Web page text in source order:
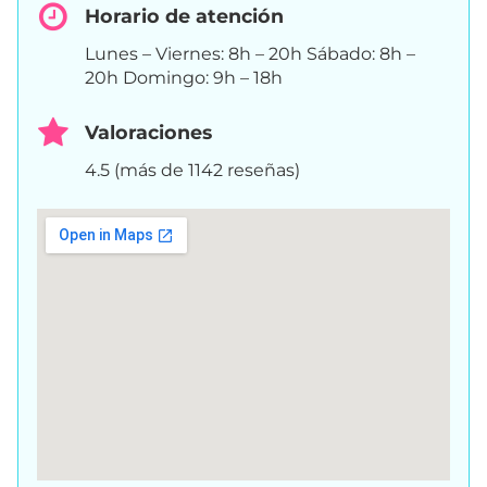
Horario de atención
Lunes – Viernes: 8h – 20h Sábado: 8h –
20h Domingo: 9h – 18h
Valoraciones
4.5 (más de 1142 reseñas)